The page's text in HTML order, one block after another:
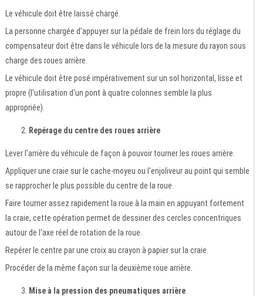
Le véhicule doit être laissé chargé.
La personne chargée d'appuyer sur la pédale de frein lors du réglage du
compensateur doit être dans le véhicule lors de la mesure du rayon sous
charge des roues arrière.
Le véhicule doit être posé impérativement sur un sol horizontal, lisse et
propre (l'utilisation d'un pont à quatre colonnes semble la plus
appropriée).
Repérage du centre des roues arrière
Lever l'arrière du véhicule de façon à pouvoir tourner les roues arrière.
Appliquer une craie sur le cache-moyeu ou l'enjoliveur au point qui semble
se rapprocher le plus possible du centre de la roue.
Faire tourner assez rapidement la roue à la main en appuyant fortement
la craie, cette opération permet de dessiner des cercles concentriques
autour de l'axe réel de rotation de la roue.
Repérer le centre par une croix au crayon à papier sur la craie.
Procéder de la même façon sur la deuxième roue arrière.
Mise à la pression des pneumatiques arrière